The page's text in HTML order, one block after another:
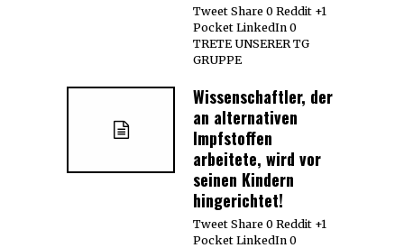
Tweet Share 0 Reddit +1
Pocket LinkedIn 0
TRETE UNSERER TG
GRUPPE
Wissenschaftler, der
an alternativen
Impfstoffen
arbeitete, wird vor
seinen Kindern
hingerichtet!
Tweet Share 0 Reddit +1
Pocket LinkedIn 0